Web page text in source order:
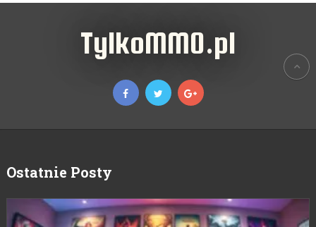
TylkoMMO.pl
Ostatnie Posty